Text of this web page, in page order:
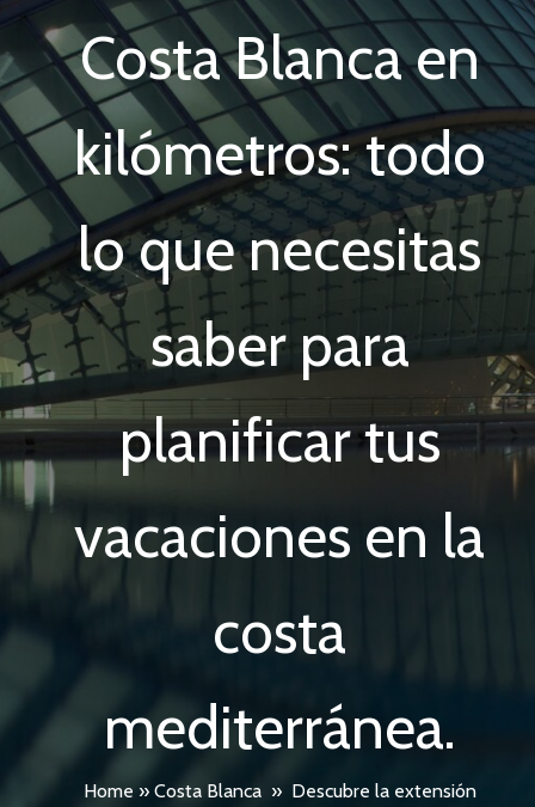
Costa Blanca en
kilómetros: todo
lo que necesitas
saber para
planificar tus
vacaciones en la
costa
mediterránea.
Home » Costa Blanca » Descubre la extensión